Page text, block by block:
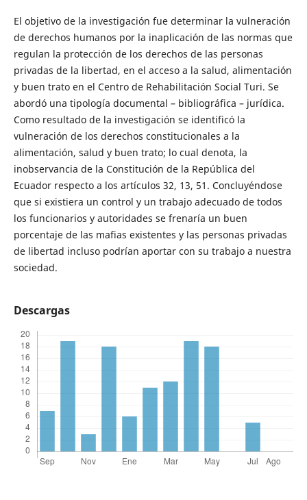
El objetivo de la investigación fue determinar la vulneración
de derechos humanos por la inaplicación de las normas que
regulan la protección de los derechos de las personas
privadas de la libertad, en el acceso a la salud, alimentación
y buen trato en el Centro de Rehabilitación Social Turi. Se
abordó una tipología documental – bibliográfica – jurídica.
Como resultado de la investigación se identificó la
vulneración de los derechos constitucionales a la
alimentación, salud y buen trato; lo cual denota, la
inobservancia de la Constitución de la República del
Ecuador respecto a los artículos 32, 13, 51. Concluyéndose
que si existiera un control y un trabajo adecuado de todos
los funcionarios y autoridades se frenaría un buen
porcentaje de las mafias existentes y las personas privadas
de libertad incluso podrían aportar con su trabajo a nuestra
sociedad.
Descargas